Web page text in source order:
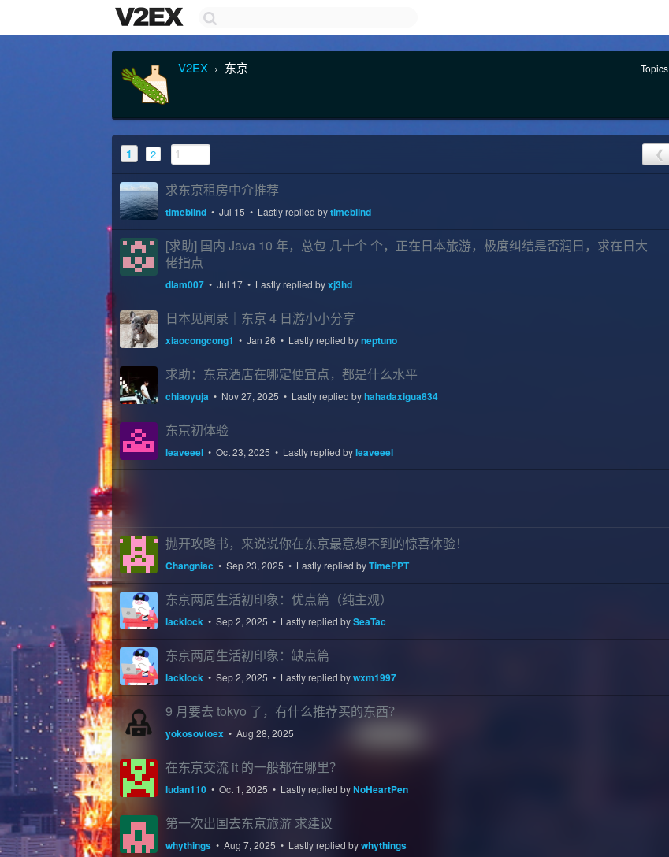
V2EX › 东京 Topics
1 2 ❮
求东京租房中介推荐
timeblind • Jul 15 • Lastly replied bytimeblind
[求助] 国内 Java 10 年，总包 几十个 个，正在日本旅游，极度纠结是否润日，求在日大
佬指点
dlam007 • Jul 17 • Lastly replied byxj3hd
日本见闻录｜东京 4 日游小小分享
xiaocongcong1 • Jan 26 • Lastly replied byneptuno
求助：东京酒店在哪定便宜点，都是什么水平
chiaoyuja • Nov 27, 2025 • Lastly replied byhahadaxigua834
东京初体验
leaveeel • Oct 23, 2025 • Lastly replied byleaveeel
抛开攻略书，来说说你在东京最意想不到的惊喜体验！
Changniac • Sep 23, 2025 • Lastly replied byTimePPT
东京两周生活初印象：优点篇（纯主观）
lacklock • Sep 2, 2025 • Lastly replied bySeaTac
东京两周生活初印象：缺点篇
lacklock • Sep 2, 2025 • Lastly replied bywxm1997
9 月要去 tokyo 了，有什么推荐买的东西？
yokosovtoex • Aug 28, 2025
在东京交流 it 的一般都在哪里？
ludan110 • Oct 1, 2025 • Lastly replied byNoHeartPen
第一次出国去东京旅游 求建议
whythings • Aug 7, 2025 • Lastly replied bywhythings